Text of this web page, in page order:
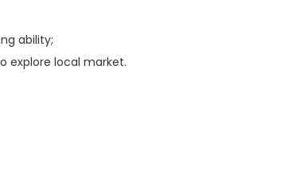
ability;
explore local market.